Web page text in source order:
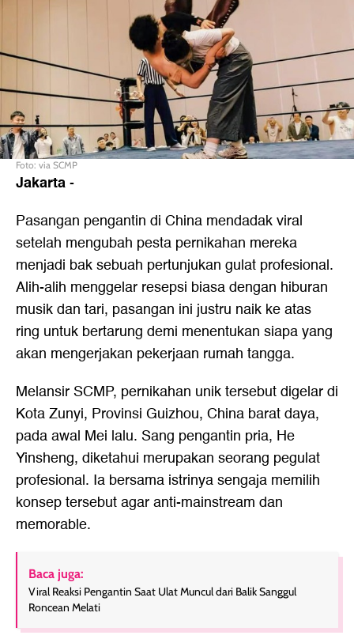
Foto: via SCMP
Jakarta-
Pasangan pengantin di China mendadak viral
setelah mengubah pesta pernikahan mereka
menjadi bak sebuah pertunjukan gulat profesional.
Alih-alih menggelar resepsi biasa dengan hiburan
musik dan tari, pasangan ini justru naik ke atas
ring untuk bertarung demi menentukan siapa yang
akan mengerjakan pekerjaan rumah tangga.
Melansir SCMP, pernikahan unik tersebut digelar di
Kota Zunyi, Provinsi Guizhou, China barat daya,
pada awal Mei lalu. Sang pengantin pria, He
Yinsheng, diketahui merupakan seorang pegulat
profesional. Ia bersama istrinya sengaja memilih
konsep tersebut agar anti-mainstream dan
memorable.
Baca juga:
Viral Reaksi Pengantin Saat Ulat Muncul dari Balik Sanggul
Roncean Melati